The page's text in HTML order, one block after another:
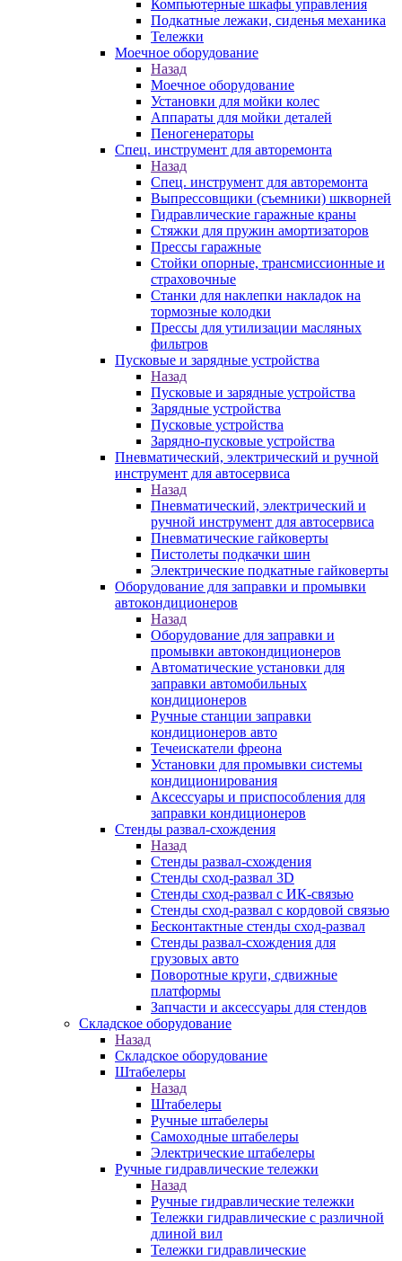
Компьютерные шкафы управления
Подкатные лежаки, сиденья механика
Тележки
Моечное оборудование
Назад
Моечное оборудование
Установки для мойки колес
Аппараты для мойки деталей
Пеногенераторы
Спец. инструмент для авторемонта
Назад
Спец. инструмент для авторемонта
Выпрессовщики (съемники) шкворней
Гидравлические гаражные краны
Стяжки для пружин амортизаторов
Прессы гаражные
Стойки опорные, трансмиссионные и
страховочные
Станки для наклепки накладок на
тормозные колодки
Прессы для утилизации масляных
фильтров
Пусковые и зарядные устройства
Назад
Пусковые и зарядные устройства
Зарядные устройства
Пусковые устройства
Зарядно-пусковые устройства
Пневматический, электрический и ручной
инструмент для автосервиса
Назад
Пневматический, электрический и
ручной инструмент для автосервиса
Пневматические гайковерты
Пистолеты подкачки шин
Электрические подкатные гайковерты
Оборудование для заправки и промывки
автокондиционеров
Назад
Оборудование для заправки и
промывки автокондиционеров
Автоматические установки для
заправки автомобильных
кондиционеров
Ручные станции заправки
кондиционеров авто
Течеискатели фреона
Установки для промывки системы
кондиционирования
Аксессуары и приспособления для
заправки кондиционеров
Стенды развал-схождения
Назад
Стенды развал-схождения
Стенды сход-развал 3D
Стенды сход-развал с ИК-связью
Стенды сход-развал с кордовой связью
Бесконтактные стенды сход-развал
Стенды развал-схождения для
грузовых авто
Поворотные круги, сдвижные
платформы
Запчасти и аксессуары для стендов
Складское оборудование
Назад
Складское оборудование
Штабелеры
Назад
Штабелеры
Ручные штабелеры
Самоходные штабелеры
Электрические штабелеры
Ручные гидравлические тележки
Назад
Ручные гидравлические тележки
Тележки гидравлические с различной
длиной вил
Тележки гидравлические